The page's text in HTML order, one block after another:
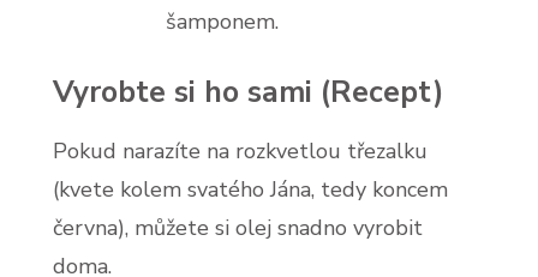
šamponem.
Vyrobte si ho sami (Recept)
Pokud narazíte na rozkvetlou třezalku
(kvete kolem svatého Jána, tedy koncem
června), můžete si olej snadno vyrobit
doma.